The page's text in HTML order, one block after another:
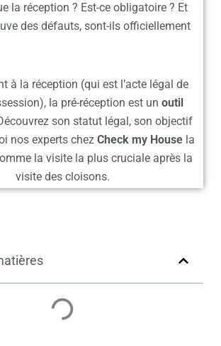
la réception ? Est-ce obligatoire ? Et
des défauts, sont-ils officiellement
à la réception (qui est l’acte légal de
la pré-réception est un outil
son statut légal, son objectif
nos experts chez Check my Housela
la visite la plus cruciale après la
visite des cloisons.